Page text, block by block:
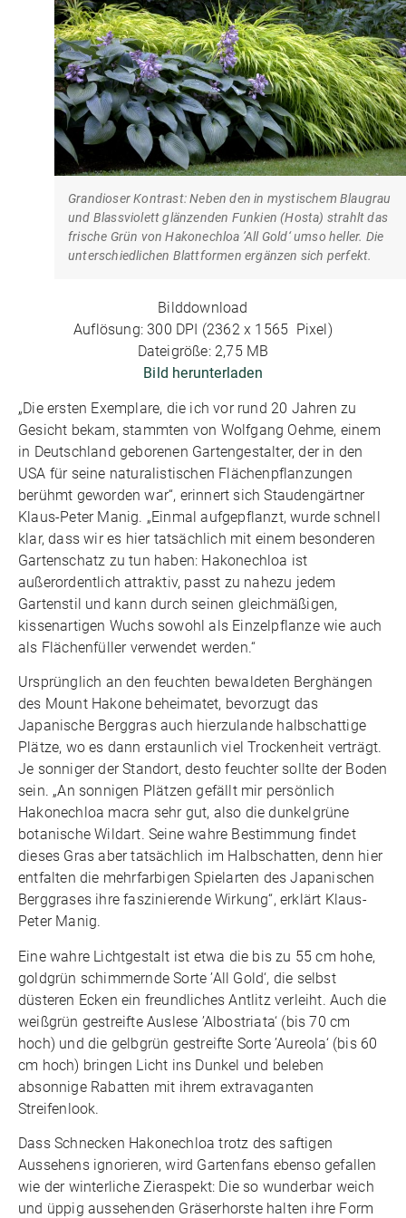
Grandioser Kontrast: Neben den in mystischem Blaugrau
und Blassviolett glänzenden Funkien (Hosta) strahlt das
frische Grün von Hakonechloa ’All Gold‘ umso heller. Die
unterschiedlichen Blattformen ergänzen sich perfekt.
Bilddownload
Auflösung: 300 DPI (2362 x 1565 Pixel)
Dateigröße: 2,75 MB
Bild herunterladen
„Die ersten Exemplare, die ich vor rund 20 Jahren zu
Gesicht bekam, stammten von Wolfgang Oehme, einem
in Deutschland geborenen Gartengestalter, der in den
USA für seine naturalistischen Flächenpflanzungen
berühmt geworden war“, erinnert sich Staudengärtner
Klaus-Peter Manig. „Einmal aufgepflanzt, wurde schnell
klar, dass wir es hier tatsächlich mit einem besonderen
Gartenschatz zu tun haben: Hakonechloa ist
außerordentlich attraktiv, passt zu nahezu jedem
Gartenstil und kann durch seinen gleichmäßigen,
kissenartigen Wuchs sowohl als Einzelpflanze wie auch
als Flächenfüller verwendet werden.“
Ursprünglich an den feuchten bewaldeten Berghängen
des Mount Hakone beheimatet, bevorzugt das
Japanische Berggras auch hierzulande halbschattige
Plätze, wo es dann erstaunlich viel Trockenheit verträgt.
Je sonniger der Standort, desto feuchter sollte der Boden
sein. „An sonnigen Plätzen gefällt mir persönlich
Hakonechloa macra sehr gut, also die dunkelgrüne
botanische Wildart. Seine wahre Bestimmung findet
dieses Gras aber tatsächlich im Halbschatten, denn hier
entfalten die mehrfarbigen Spielarten des Japanischen
Berggrases ihre faszinierende Wirkung“, erklärt Klaus-
Peter Manig.
Eine wahre Lichtgestalt ist etwa die bis zu 55 cm hohe,
goldgrün schimmernde Sorte ’All Gold‘, die selbst
düsteren Ecken ein freundliches Antlitz verleiht. Auch die
weißgrün gestreifte Auslese ’Albostriata‘ (bis 70 cm
hoch) und die gelbgrün gestreifte Sorte ’Aureola‘ (bis 60
cm hoch) bringen Licht ins Dunkel und beleben
absonnige Rabatten mit ihrem extravaganten
Streifenlook.
Dass Schnecken Hakonechloa trotz des saftigen
Aussehens ignorieren, wird Gartenfans ebenso gefallen
wie der winterliche Zieraspekt: Die so wunderbar weich
und üppig aussehenden Gräserhorste halten ihre Form